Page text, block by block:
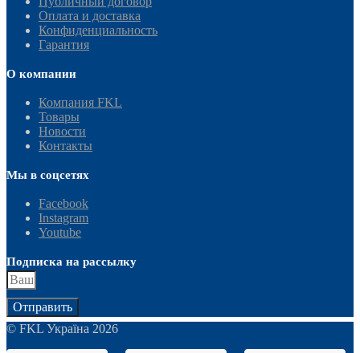
Оплата и доставка
Конфиденциальность
Гарантия
О компании
Компания FKL
Товары
Новости
Контакты
Мы в соцсетях
Facebook
Instagram
Youtube
Подписка на рассылку
Отправить
© FKL Україна 2026